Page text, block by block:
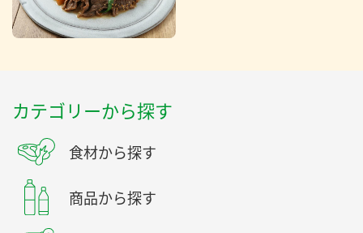
カテゴリーから探す
食材から探す
商品から探す